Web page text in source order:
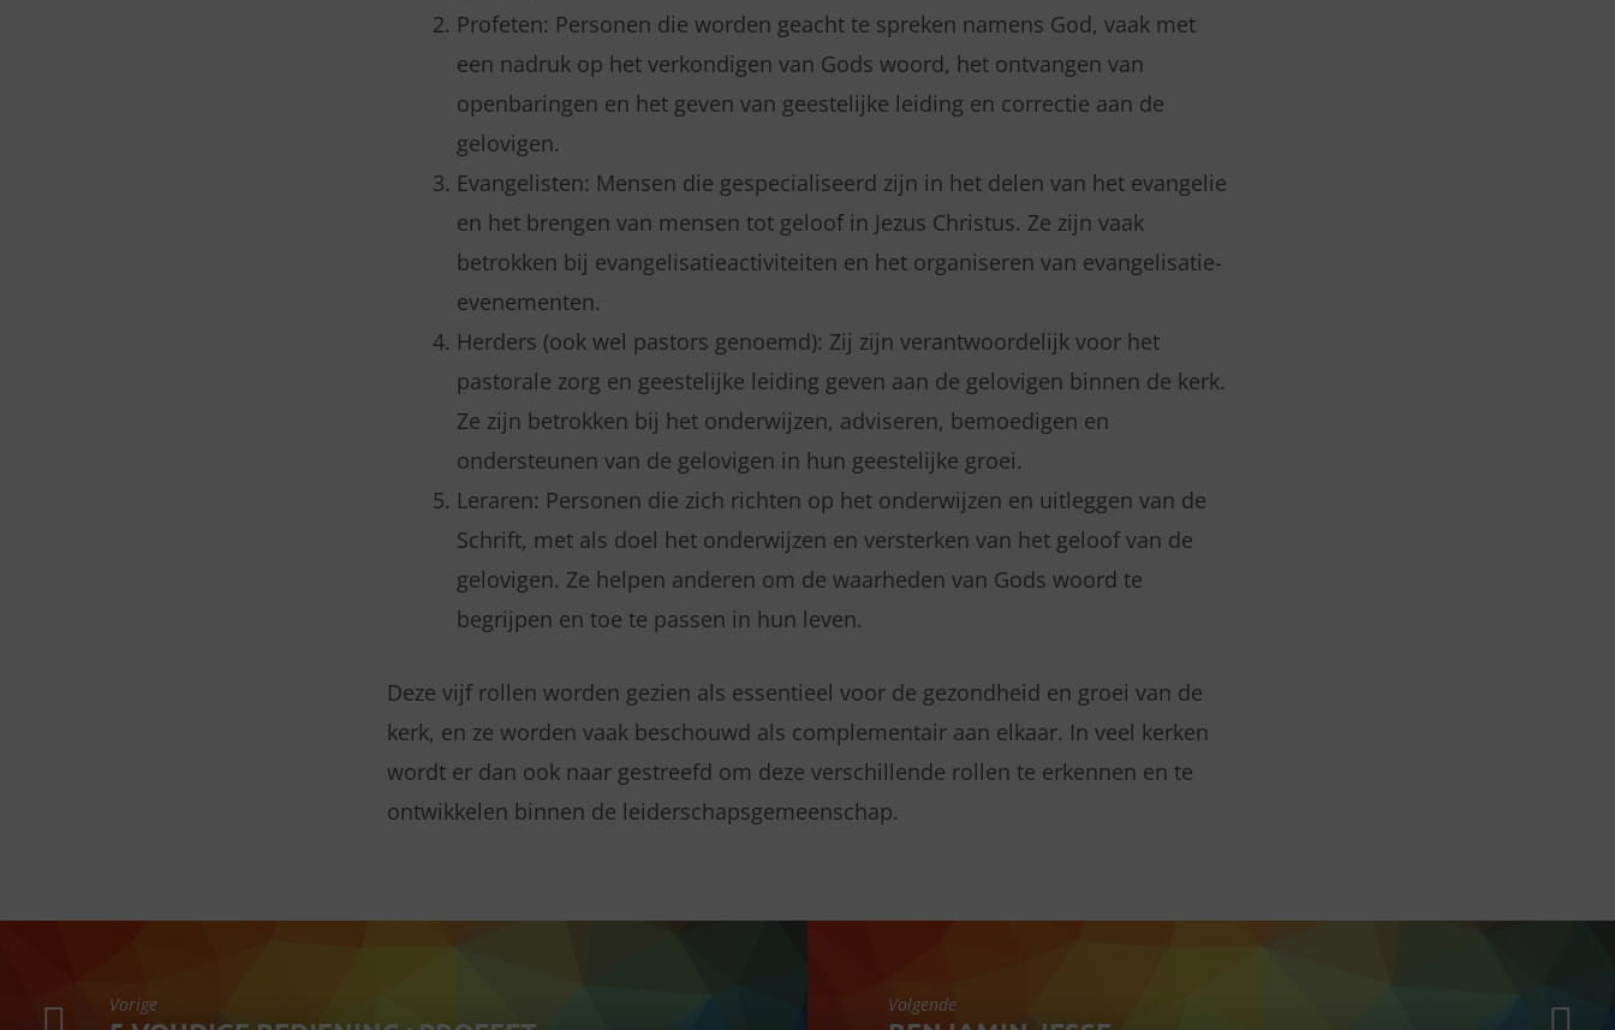
Profeten: Personen die worden geacht te spreken namens God, vaak met
een nadruk op het verkondigen van Gods woord, het ontvangen van
openbaringen en het geven van geestelijke leiding en correctie aan de
gelovigen.
Evangelisten: Mensen die gespecialiseerd zijn in het delen van het evangelie
en het brengen van mensen tot geloof in Jezus Christus. Ze zijn vaak
betrokken bij evangelisatieactiviteiten en het organiseren van evangelisatie-
evenementen.
Herders (ook wel pastors genoemd): Zij zijn verantwoordelijk voor het
pastorale zorg en geestelijke leiding geven aan de gelovigen binnen de kerk.
Ze zijn betrokken bij het onderwijzen, adviseren, bemoedigen en
ondersteunen van de gelovigen in hun geestelijke groei.
Leraren: Personen die zich richten op het onderwijzen en uitleggen van de
Schrift, met als doel het onderwijzen en versterken van het geloof van de
gelovigen. Ze helpen anderen om de waarheden van Gods woord te
begrijpen en toe te passen in hun leven.
Deze vijf rollen worden gezien als essentieel voor de gezondheid en groei van de
kerk, en ze worden vaak beschouwd als complementair aan elkaar. In veel kerken
wordt er dan ook naar gestreefd om deze verschillende rollen te erkennen en te
ontwikkelen binnen de leiderschapsgemeenschap.
Vorige Volgende